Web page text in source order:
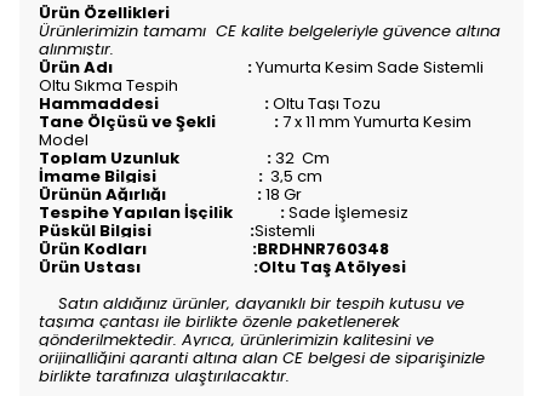
Ürün Özellikleri
Ürünlerimizin tamamı CE kalite belgeleriyle güvence altına
alınmıştır.
Ürün Adı :Yumurta Kesim Sade Sistemli
Oltu Sıkma Tespih
Hammaddesi :Oltu Taşı Tozu
Tane Ölçüsü ve Şekli :7 x 11 mm Yumurta Kesim
Model
Toplam Uzunluk :32 Cm
İmame Bilgisi : 3,5 cm
Ürünün Ağırlığı :18 Gr
Tespihe Yapılan İşçilik :Sade İşlemesiz
Püskül Bilgisi :Sistemli
Ürün Kodları :BRDHNR760348
Ürün Ustası :Oltu Taş Atölyesi
Satın aldığınız ürünler, dayanıklı bir tespih kutusu ve
taşıma çantası ile birlikte özenle paketlenerek
gönderilmektedir. Ayrıca, ürünlerimizin kalitesini ve
orijinalliğini garanti altına alan CE belgesi de siparişinizle
birlikte tarafınıza ulaştırılacaktır.